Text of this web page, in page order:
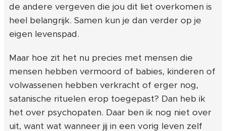
de andere vergeven die jou dit liet overkomen is
heel belangrijk. Samen kun je dan verder op je
eigen levenspad.
Maar hoe zit het nu precies met mensen die
mensen hebben vermoord of babies, kinderen of
volwassenen hebben verkracht of erger nog,
satanische rituelen erop toegepast? Dan heb ik
het over psychopaten. Daar ben ik nog niet over
uit, want wat wanneer jij in een vorig leven zelf